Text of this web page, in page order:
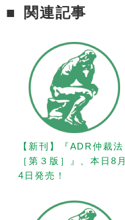
関連記事
【新刊】『ADR仲裁法
［第３版］』、本日8月
4日発売！